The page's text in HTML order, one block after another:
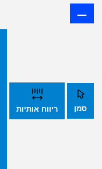
סמן ריווח אותיות